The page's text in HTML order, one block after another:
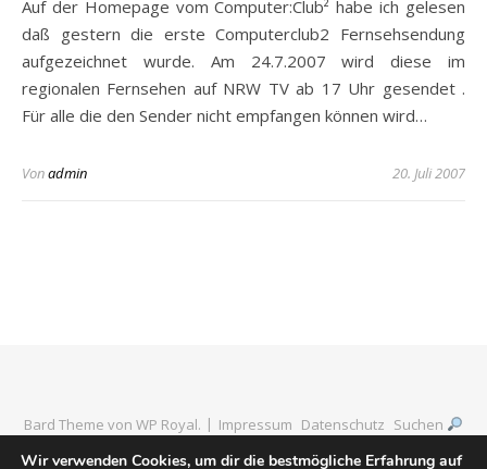
Auf der Homepage vom Computer:Club² habe ich gelesen
daß gestern die erste Computerclub2 Fernsehsendung
aufgezeichnet wurde. Am 24.7.2007 wird diese im
regionalen Fernsehen auf NRW TV ab 17 Uhr gesendet .
Für alle die den Sender nicht empfangen können wird…
Vonadmin 20. Juli 2007
Bard Theme vonWP Royal. Impressum Datenschutz Suchen
Wir verwenden Cookies, um dir die bestmögliche Erfahrung auf